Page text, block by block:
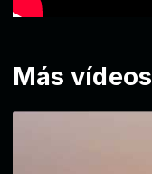
Más vídeos